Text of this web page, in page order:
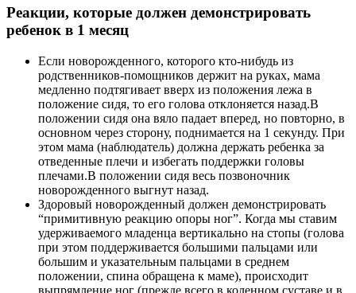
Реакции, которые должен демонстрировать
ребенок в 1 месяц
Если новорожденного, которого кто-нибудь из
родственников-помощников держит на руках, мама
медленно подтягивает вверх из положения лежа в
положение сидя, то его голова отклоняется назад.В
положении сидя она вяло падает вперед, но повторно, в
основном через сторону, поднимается на 1 секунду. При
этом мама (наблюдатель) должна держать ребенка за
отведенные плечи и избегать поддержки головы
плечами.В положении сидя весь позвоночник
новорожденного выгнут назад.
Здоровый новорожденный должен демонстрировать
“примитивную реакцию опоры ног”. Когда мы ставим
удерживаемого младенца вертикально на стопы (голова
при этом поддерживается большими пальцами или
большим и указательным пальцами в среднем
положении, спина обращена к маме), происходит
выпрямление ног (прежде всего в коленном суставе и в